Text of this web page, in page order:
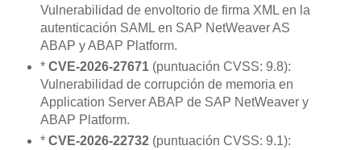
Vulnerabilidad de envoltorio de firma XML en la
autenticación SAML en SAP NetWeaver AS
ABAP y ABAP Platform.
* CVE-2026-27671(puntuación CVSS: 9.8):
Vulnerabilidad de corrupción de memoria en
Application Server ABAP de SAP NetWeaver y
ABAP Platform.
* CVE-2026-22732(puntuación CVSS: 9.1):